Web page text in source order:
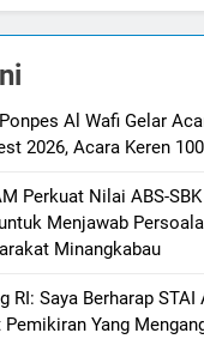
Al Wafi Gelar
2026, Acara Keren
Perkuat Nilai ABS-
Menjawab
Minangkabau
RI: Saya Berharap
Pemikiran Yang